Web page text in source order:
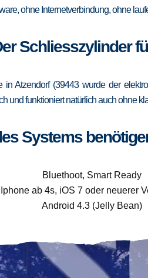
ohne Internetverbindung, ohne
Schliesszylinder
Atzendorf (39443 wurde der
und funktioniert natürlich auch ohne
Systems
Bluethoot, Smart Ready
Iphone ab 4s, iOS 7 oder neuerer
Android 4.3 (Jelly Bean)